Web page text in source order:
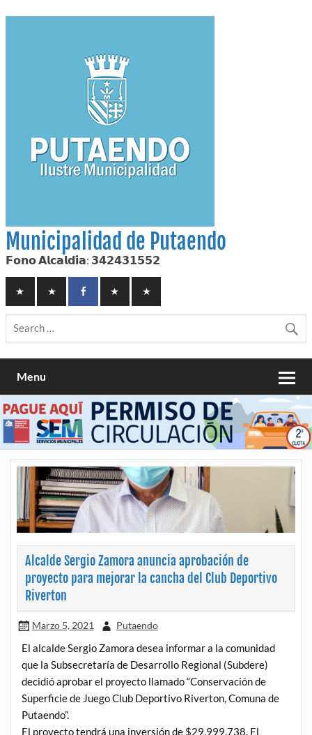
to
Municipalidad de Putaendo
𝗙𝗼𝗻𝗼 𝗔𝗹𝗰𝗮𝗹𝗱𝗶́𝗮: 𝟯𝟰𝟮𝟰𝟯𝟭𝟱𝟱𝟮
Menu
Alcalde Sergio Zamora anuncia aprobación de
proyecto para mejorar la cancha del Club Deportivo
Riverton
Marzo 5, 2021 Putaendo
El alcalde Sergio Zamora desea informar a la comunidad
que la Subsecretaría de Desarrollo Regional (Subdere)
decidió aprobar el proyecto llamado “Conservación de
Superficie de Juego Club Deportivo Riverton, Comuna de
Putaendo”.
El proyecto tendrá una inversión de $29.999.738. El